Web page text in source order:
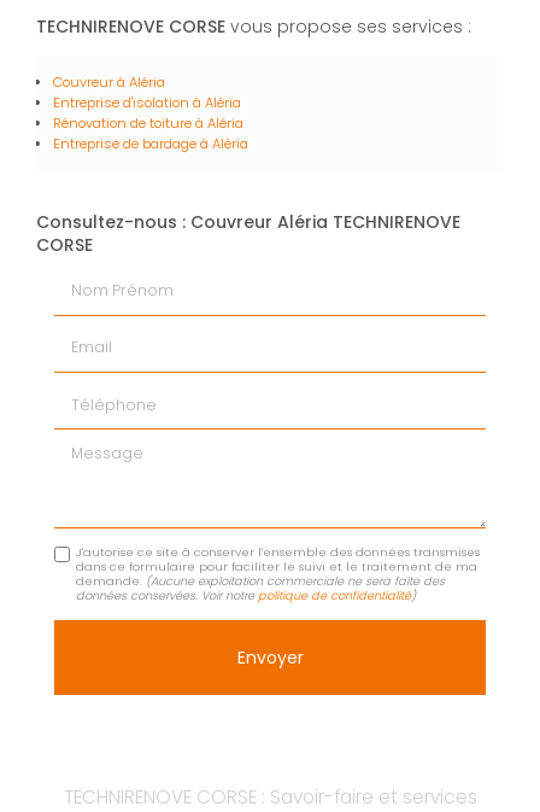
TECHNIRENOVE CORSE vous propose ses services :
Couvreur à Aléria
Entreprise d'isolation à Aléria
Rénovation de toiture à Aléria
Entreprise de bardage à Aléria
Consultez-nous : Couvreur Aléria TECHNIRENOVE
CORSE
Message
J'autorise ce site à conserver l'ensemble des données transmises
dans ce formulaire pour faciliter le suivi et le traitement de ma
demande. (Aucune exploitation commerciale ne sera faite des
données conservées. Voir notrepolitique de confidentialité)
TECHNIRENOVE CORSE : Savoir-faire et services